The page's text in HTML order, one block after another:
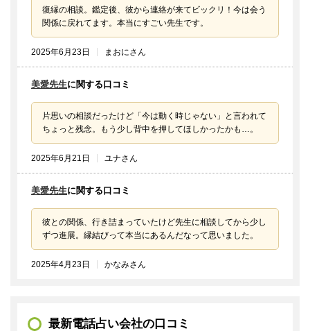
復縁の相談。鑑定後、彼から連絡が来てビックリ！今は会う
関係に戻れてます。本当にすごい先生です。
2025年6月23日 まおにさん
美愛先生に関する口コミ
片思いの相談だったけど「今は動く時じゃない」と言われて
ちょっと残念。もう少し背中を押してほしかったかも…。
2025年6月21日 ユナさん
美愛先生に関する口コミ
彼との関係、行き詰まっていたけど先生に相談してから少し
ずつ進展。縁結びって本当にあるんだなって思いました。
2025年4月23日 かなみさん
最新電話占い会社の口コミ